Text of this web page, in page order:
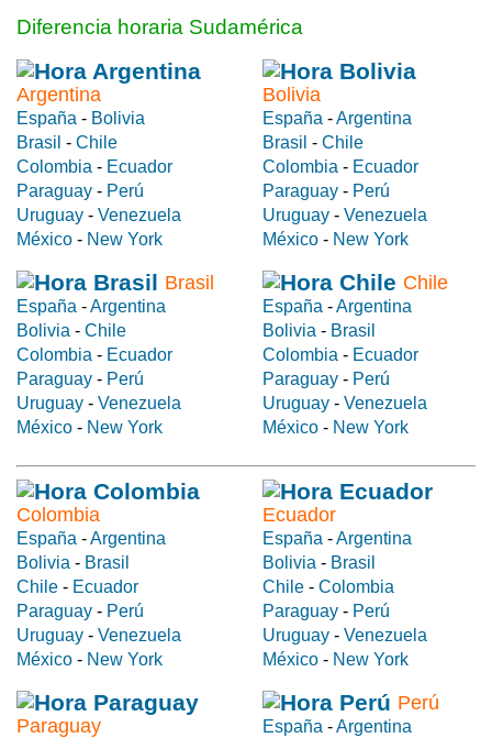
Diferencia horaria Sudamérica
Argentina
España - Bolivia
Brasil - Chile
Colombia - Ecuador
Paraguay - Perú
Uruguay - Venezuela
México - New York
Bolivia
España -Argentina
Brasil - Chile
Colombia - Ecuador
Paraguay - Perú
Uruguay - Venezuela
México - New York
Brasil
España -Argentina
Bolivia - Chile
Colombia - Ecuador
Paraguay - Perú
Uruguay - Venezuela
México - New York
Chile
España -Argentina
Bolivia - Brasil
Colombia - Ecuador
Paraguay - Perú
Uruguay - Venezuela
México - New York
Colombia
España -Argentina
Bolivia - Brasil
Chile - Ecuador
Paraguay - Perú
Uruguay - Venezuela
México - New York
Ecuador
España -Argentina
Bolivia - Brasil
Chile - Colombia
Paraguay - Perú
Uruguay - Venezuela
México - New York
Paraguay
Perú
España -Argentina